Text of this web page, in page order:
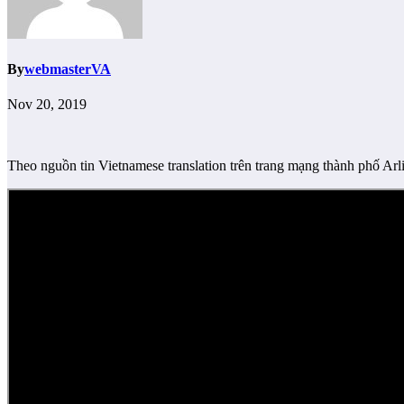
BywebmasterVA
Nov 20, 2019
Theo nguồn tin Vietnamese translation trên trang mạng thành phố